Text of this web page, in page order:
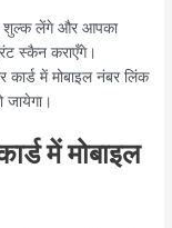
शुल्क लेंगे और आपका
स्कैन कराएँगे।
में मोबाइल नंबर लिंक
जायेगा।
में मोबाइल